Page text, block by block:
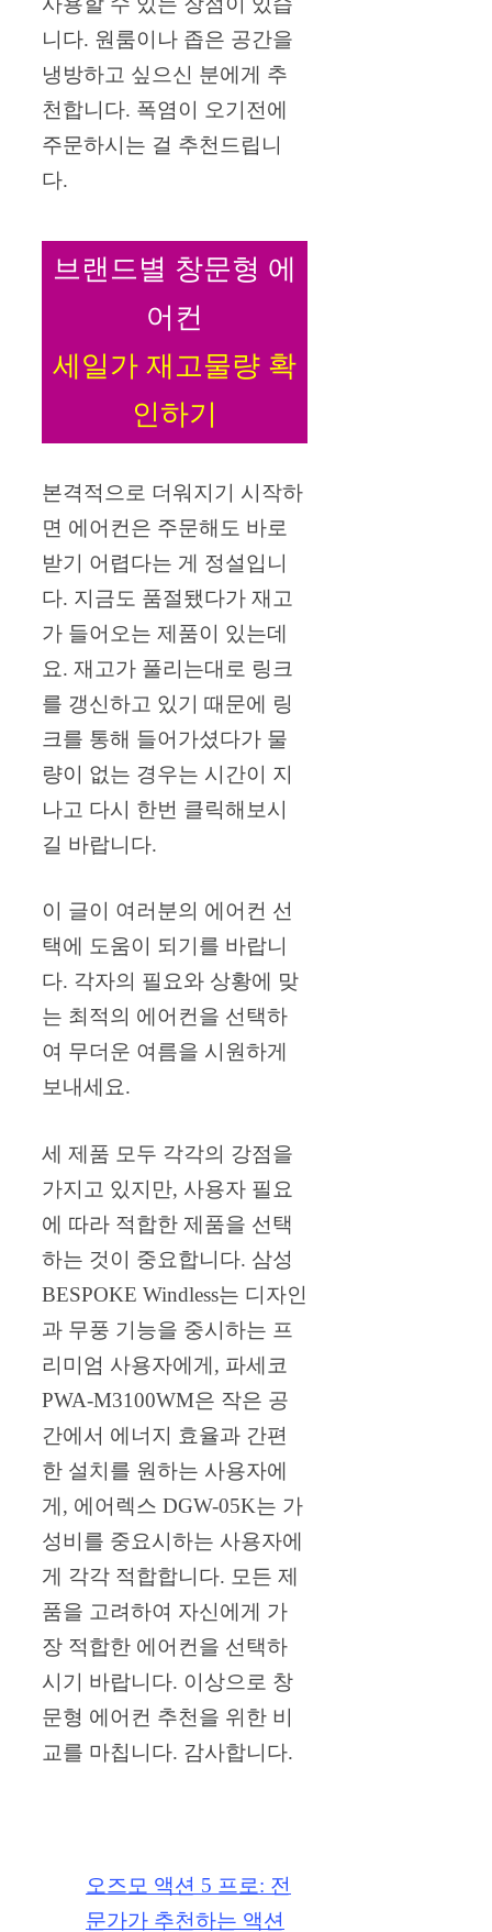
니다. 원룸이나 좁은 공간을
냉방하고 싶으신 분에게 추
천합니다. 폭염이 오기전에
주문하시는 걸 추천드립니
다.
브랜드별 창문형 에
어컨
세일가 재고물량 확
인하기
본격적으로 더워지기 시작하
면 에어컨은 주문해도 바로
받기 어렵다는 게 정설입니
다. 지금도 품절됐다가 재고
가 들어오는 제품이 있는데
요. 재고가 풀리는대로 링크
를 갱신하고 있기 때문에 링
크를 통해 들어가셨다가 물
량이 없는 경우는 시간이 지
나고 다시 한번 클릭해보시
길 바랍니다.
이 글이 여러분의 에어컨 선
택에 도움이 되기를 바랍니
다. 각자의 필요와 상황에 맞
는 최적의 에어컨을 선택하
여 무더운 여름을 시원하게
보내세요.
세 제품 모두 각각의 강점을
가지고 있지만, 사용자 필요
에 따라 적합한 제품을 선택
하는 것이 중요합니다. 삼성
BESPOKE Windless는 디자인
과 무풍 기능을 중시하는 프
리미엄 사용자에게, 파세코
PWA-M3100WM은 작은 공
간에서 에너지 효율과 간편
한 설치를 원하는 사용자에
게, 에어렉스 DGW-05K는 가
성비를 중요시하는 사용자에
게 각각 적합합니다. 모든 제
품을 고려하여 자신에게 가
장 적합한 에어컨을 선택하
시기 바랍니다. 이상으로 창
문형 에어컨 추천을 위한 비
교를 마칩니다. 감사합니다.
오즈모 액션 5 프로: 전
문가가 추천하는 액션